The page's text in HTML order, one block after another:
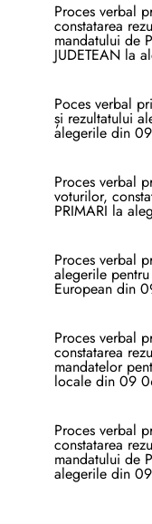
Proces verbal
constatarea
mandatului de
JUDETEAN la
Poces verbal
și rezultatului
alegerile din
Proces verbal
voturilor,
PRIMARI la
Proces verbal
alegerile
European din
Proces verbal
constatarea
mandatelor
locale din 09
Proces verbal
constatarea
mandatului de
alegerile din